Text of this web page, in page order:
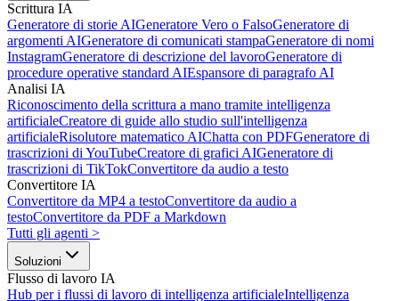
Scrittura IA
Generatore di storie AIGeneratore Vero o FalsoGeneratore di
argomenti AIGeneratore di comunicati stampaGeneratore di nomi
InstagramGeneratore di descrizione del lavoroGeneratore di
procedure operative standard AIEspansore di paragrafo AI
Analisi IA
Riconoscimento della scrittura a mano tramite intelligenza
artificialeCreatore di guide allo studio sull'intelligenza
artificialeRisolutore matematico AIChatta con PDFGeneratore di
trascrizioni di YouTubeCreatore di grafici AIGeneratore di
trascrizioni di TikTokConvertitore da audio a testo
Convertitore IA
Convertitore da MP4 a testoConvertitore da audio a
testoConvertitore da PDF a Markdown
Tutti gli agenti >
Soluzioni
Flusso di lavoro IA
Hub per i flussi di lavoro di intelligenza artificialeIntelligenza